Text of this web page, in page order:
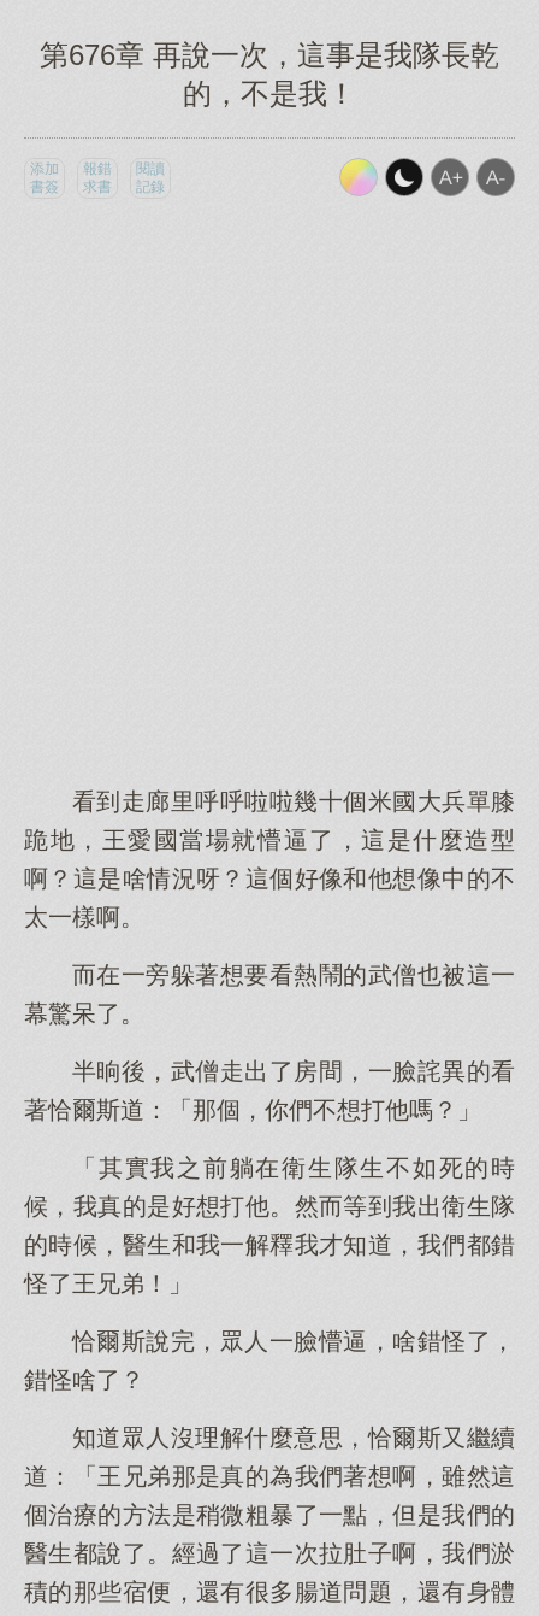
第676章 再說一次，這事是我隊長乾
的，不是我！
添加
書簽
報錯
求書
閱讀
記錄
看到走廊里呼呼啦啦幾十個米國大兵單膝
跪地，王愛國當場就懵逼了，這是什麼造型
啊？這是啥情況呀？這個好像和他想像中的不
太一樣啊。
而在一旁躲著想要看熱鬧的武僧也被這一
幕驚呆了。
半晌後，武僧走出了房間，一臉詫異的看
著恰爾斯道：「那個，你們不想打他嗎？」
「其實我之前躺在衛生隊生不如死的時
候，我真的是好想打他。然而等到我出衛生隊
的時候，醫生和我一解釋我才知道，我們都錯
怪了王兄弟！」
恰爾斯說完，眾人一臉懵逼，啥錯怪了，
錯怪啥了？
知道眾人沒理解什麼意思，恰爾斯又繼續
道：「王兄弟那是真的為我們著想啊，雖然這
個治療的方法是稍微粗暴了一點，但是我們的
醫生都說了。經過了這一次拉肚子啊，我們淤
積的那些宿便，還有很多腸道問題，還有身體